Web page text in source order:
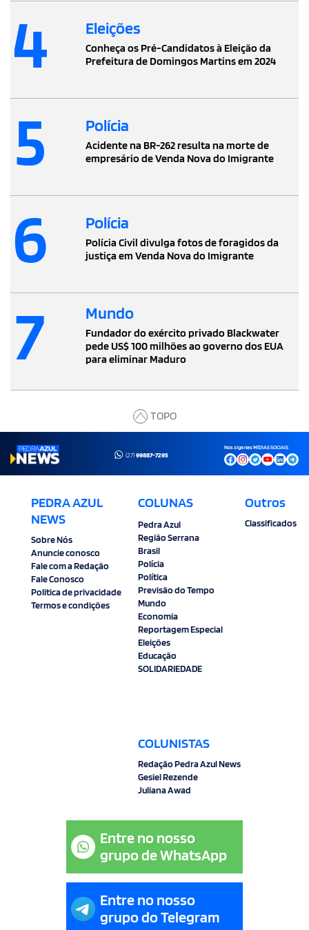
4 Eleições
Conheça os Pré-Candidatos à Eleição da
Prefeitura de Domingos Martins em 2024
5 Polícia
Acidente na BR-262 resulta na morte de
empresário de Venda Nova do Imigrante
6 Polícia
Polícia Civil divulga fotos de foragidos da
justiça em Venda Nova do Imigrante
7 Mundo
Fundador do exército privado Blackwater
pede US$ 100 milhões ao governo dos EUA
para eliminar Maduro
TOPO
(27)99887-7295
Nos siga nas MÍDIAS SOCIAIS
PEDRA AZUL
NEWS
Sobre Nós
Anuncie conosco
Fale com a Redação
Fale Conosco
Politica de privacidade
Termos e condições
COLUNAS
Pedra Azul
Região Serrana
Brasil
Polícia
Política
Previsão do Tempo
Mundo
Economia
Reportagem Especial
Eleições
Educação
SOLIDARIEDADE
COLUNISTAS
Redação Pedra Azul News
Gesiel Rezende
Juliana Awad
Outros
Classificados
Entre no nosso
grupo de WhatsApp
Entre no nosso
grupo do Telegram